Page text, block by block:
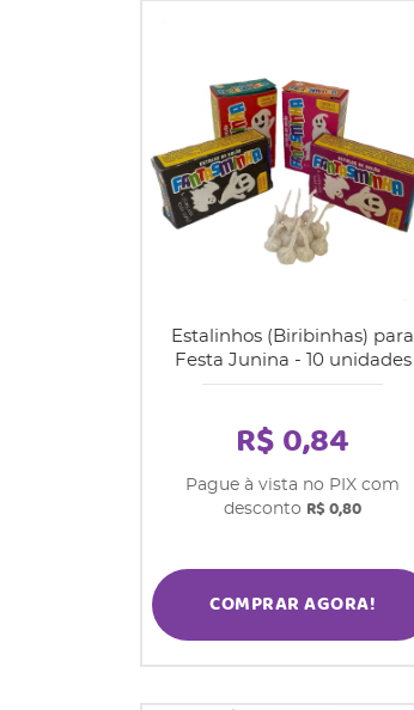
Estalinhos (Biribinhas) para
Festa Junina - 10 unidades
R$ 0,84
Pague à vista no PIX com
desconto R$ 0,80
COMPRAR AGORA!